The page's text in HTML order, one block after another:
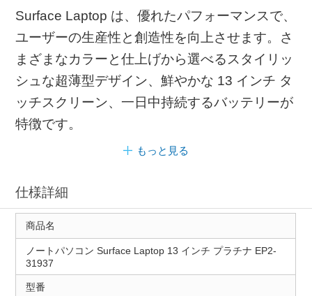
Surface Laptop は、優れたパフォーマンスで、
ユーザーの生産性と創造性を向上させます。さ
まざまなカラーと仕上げから選べるスタイリッ
シュな超薄型デザイン、鮮やかな 13 インチ タ
ッチスクリーン、一日中持続するバッテリーが
特徴です。
もっと見る
仕様詳細
商品名
ノートパソコン Surface Laptop 13 インチ プラチナ EP2-
31937
型番